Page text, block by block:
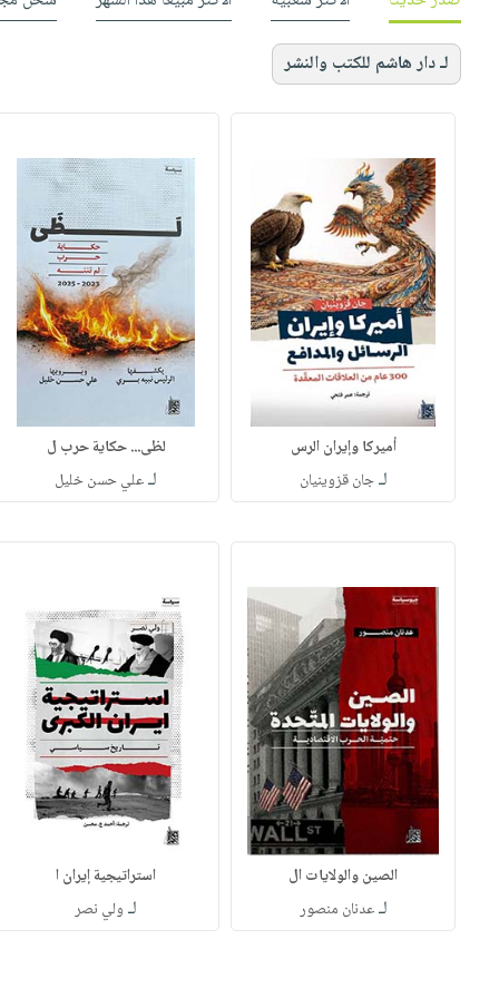
لـ دار هاشم للكتب والنشر
أميركا وإيران الرس
لـجان قزوينيان
لظى... حكاية حرب ل
لـعلي حسن خليل
الصين والولايات ال
لـعدنان منصور
استراتيجية إيران ا
لـ ولي نصر